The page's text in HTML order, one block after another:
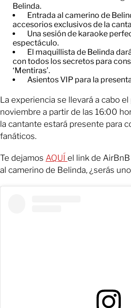
Belinda.
Entrada al camerino de
accesorios exclusivos de la
Una sesión de karaoke
espectáculo.
El maquillista de Belinda
con todos los secretos para
‘Mentiras’.
Asientos VIP para la
La experiencia se llevará a cabo
noviembre a partir de las 16:00
la cantante estará presente para
fanáticos.
Te dejamos AQUÍ el link de
al camerino de Belinda, ¿serás